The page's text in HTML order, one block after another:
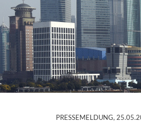
PRESSEMELDUNG,